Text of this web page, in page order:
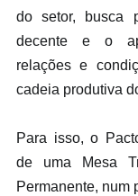
do setor, busca
decente e o
relações e
cadeia produtiva
Para isso, o
de uma Mesa
Permanente, num